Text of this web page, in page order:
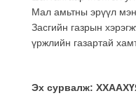
Мал амьтны эрүүл
Засгийн газрын
үржлийн газартай
Эх сурвалж: